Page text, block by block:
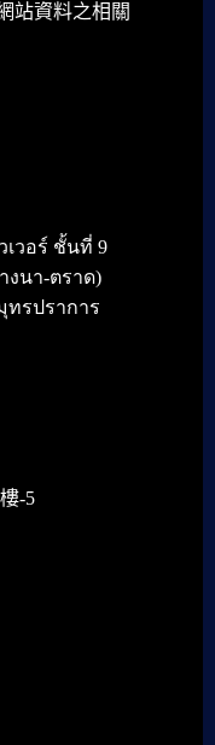
站資料之相關
เวอร์ ชั้นที่ 9
งนา-ตราด)
ทรปราการ
-5